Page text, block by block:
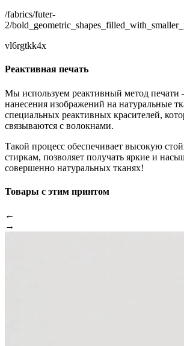
/fabrics/futer-
2/
vl6rgtkk4x
Реактивная печать
Мы используем реактивный метод печати
нанесения изображений на натуральные
специальных реактивных красителей,
связываются с волокнами.
Такой процесс обеспечивает высокую
стиркам, позволяет получать яркие и
совершенно натуральных тканях!
Товары с этим принтом
←
→